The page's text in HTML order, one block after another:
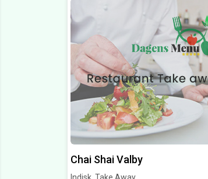
Chai Shai Valby